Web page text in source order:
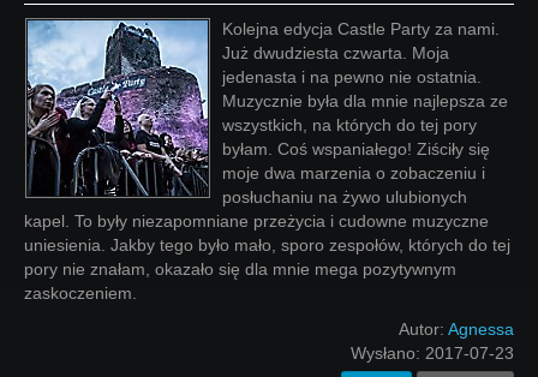
Kolejna edycja Castle Party za nami.
Już dwudziesta czwarta. Moja
jedenasta i na pewno nie ostatnia.
Muzycznie była dla mnie najlepsza ze
wszystkich, na których do tej pory
byłam. Coś wspaniałego! Ziściły się
moje dwa marzenia o zobaczeniu i
posłuchaniu na żywo ulubionych
kapel. To były niezapomniane przeżycia i cudowne muzyczne
uniesienia. Jakby tego było mało, sporo zespołów, których do tej
pory nie znałam, okazało się dla mnie mega pozytywnym
zaskoczeniem.
Autor: Agnessa
Wysłano: 2017-07-23